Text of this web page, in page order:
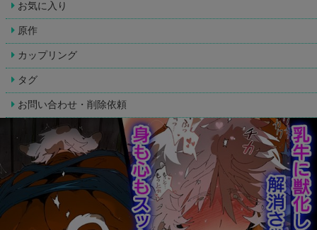
お気に入り
原作
カップリング
タグ
お問い合わせ・削除依頼